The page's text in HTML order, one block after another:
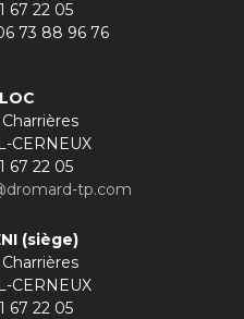
67 22 05
73 88 96 76
CERNEUX
67 22 05
tp.com
(siège)
CERNEUX
67 22 05